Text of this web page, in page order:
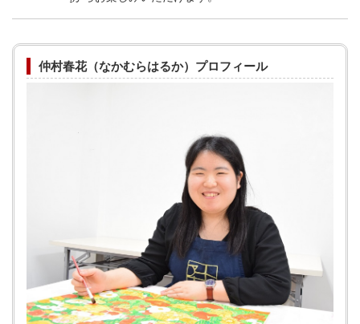
仲村春花（なかむらはるか）プロフィール